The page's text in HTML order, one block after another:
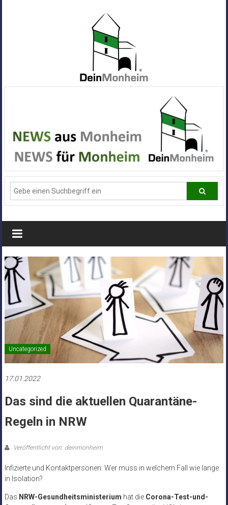
Alle
News
aus
Deiner
Stadt
Monheim
Uncategorized
17.01.2022
Das sind die aktuellen Quarantäne-
Regeln in NRW
Veröffentlicht von: deinmonheim
Infizierte und Kontaktpersonen: Wer muss in welchem Fall wie lange
in Isolation?
Das NRW-Gesundheitsministerium hat die Corona-Test-und-